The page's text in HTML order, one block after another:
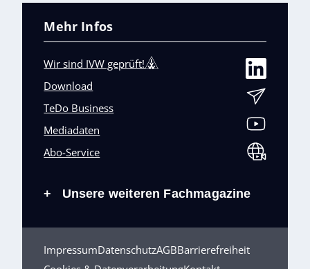
Mehr Infos
Wir sind IVW geprüft!
Download
TeDo Business
Mediadaten
Abo-Service
+ Unsere weiteren Fachmagazine
ImpressumDatenschutzAGBBarrierefreiheit